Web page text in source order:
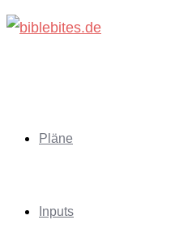
Zum
Pläne
Inputs